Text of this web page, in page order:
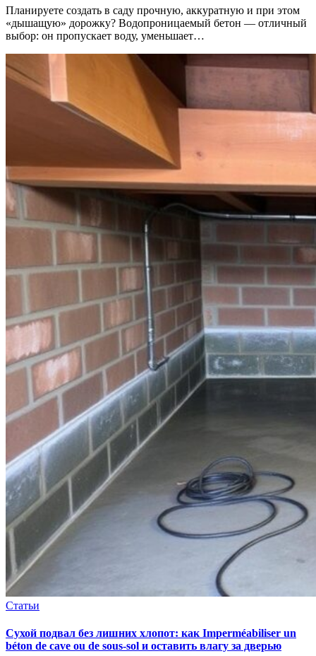
Планируете создать в саду прочную, аккуратную и при этом
«дышащую» дорожку? Водопроницаемый бетон — отличный
выбор: он пропускает воду, уменьшает…
Статьи
Сухой подвал без лишних хлопот: как Imperméabiliser un
béton de cave ou de sous-sol и оставить влагу за дверью